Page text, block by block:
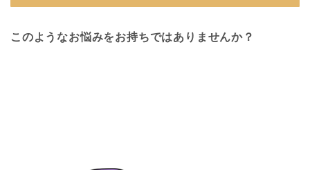
このようなお悩みをお持ちではありませんか？